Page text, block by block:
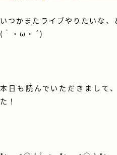
いつかまたライブやりたいな、
(｀・ω・´)
本日も読んでいただきまして
た！